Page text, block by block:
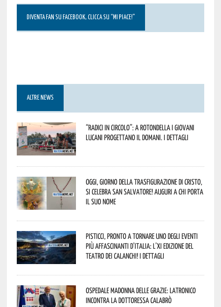
DIVENTA FAN SU FACEBOOK, CLICCA SU “MI PIACE!”
ALTRE NEWS
“Radici in Circolo”: a Rotondella i giovani
lucani progettano il domani. I dettagli
Oggi, giorno della Trasfigurazione di Cristo,
si celebra San Salvatore! Auguri a chi porta
il suo nome
Pisticci, pronto a tornare uno degli eventi
più affascinanti d’Italia: l’XI edizione del
Teatro dei Calanchi! I dettagli
Ospedale Madonna delle Grazie: Latronico
incontra la dottoressa Calabrò